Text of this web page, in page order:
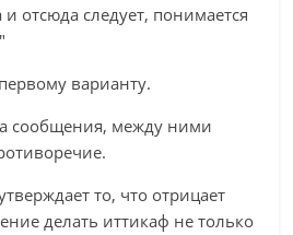
отсюда следует, понимается
варианту.
сообщения, между ними
то, что отрицает
делать иттикаф не только